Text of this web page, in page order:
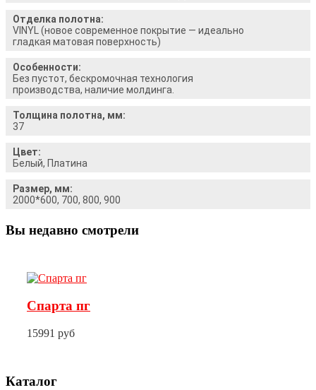
Отделка полотна:
VINYL (новое современное покрытие — идеально
гладкая матовая поверхность)
Особенности:
Без пустот, бескромочная технология
производства, наличие молдинга.
Толщина полотна, мм:
37
Цвет:
Белый, Платина
Размер, мм:
2000*600, 700, 800, 900
Вы недавно смотрели
Спарта пг
15991 руб
Каталог